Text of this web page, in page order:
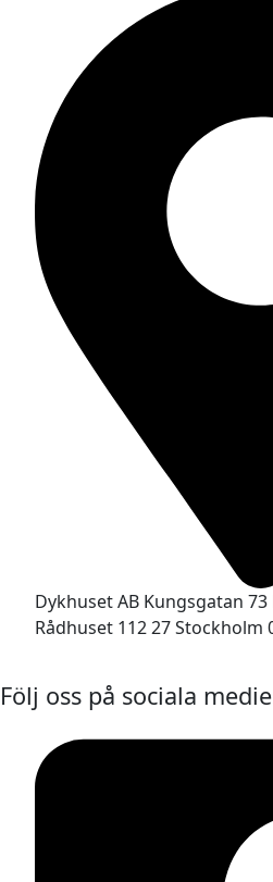
Dykhuset AB Kungsgatan
Rådhuset 112 27 Stockholm
Följ oss på sociala